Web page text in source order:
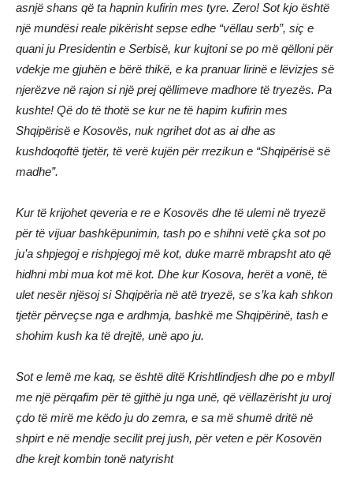
asnjë shans që ta hapnin kufirin mes tyre. Zero! Sot kjo është
një mundësi reale pikërisht sepse edhe “vëllau serb”, siç e
quani ju Presidentin e Serbisë, kur kujtoni se po më qëlloni për
vdekje me gjuhën e bërë thikë, e ka pranuar lirinë e lëvizjes së
njerëzve në rajon si një prej qëllimeve madhore të tryezës. Pa
kushte! Që do të thotë se kur ne të hapim kufirin mes
Shqipërisë e Kosovës, nuk ngrihet dot as ai dhe as
kushdoqoftë tjetër, të verë kujën për rrezikun e “Shqipërisë së
madhe”.
Kur të krijohet qeveria e re e Kosovës dhe të ulemi në tryezë
për të vijuar bashkëpunimin, tash po e shihni vetë çka sot po
ju’a shpjegoj e rishpjegoj më kot, duke marrë mbrapsht ato që
hidhni mbi mua kot më kot. Dhe kur Kosova, herët a vonë, të
ulet nesër njësoj si Shqipëria në atë tryezë, se s’ka kah shkon
tjetër përveçse nga e ardhmja, bashkë me Shqipërinë, tash e
shohim kush ka të drejtë, unë apo ju.
Sot e lemë me kaq, se është ditë Krishtlindjesh dhe po e mbyll
me një përqafim për të gjithë ju nga unë, që vëllazërisht ju uroj
çdo të mirë me këdo ju do zemra, e sa më shumë dritë në
shpirt e në mendje secilit prej jush, për veten e për Kosovën
dhe krejt kombin tonë natyrisht